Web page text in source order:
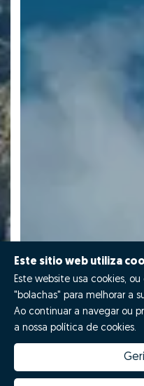
Este sitio web utiliza
Este website usa cookies,
"bolachas" para melhorar a
Ao continuar a navegar ou
a nossa política de cookies.